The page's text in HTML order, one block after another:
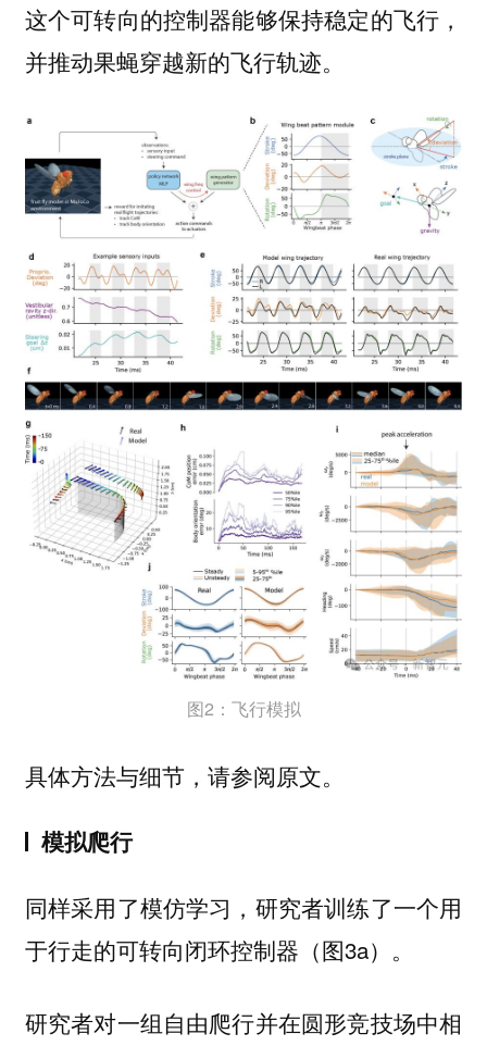
这个可转向的控制器能够保持稳定的飞行，
并推动果蝇穿越新的飞行轨迹。
图2：飞行模拟
具体方法与细节，请参阅原文。
模拟爬行
同样采用了模仿学习，研究者训练了一个用
于行走的可转向闭环控制器（图3a）。
研究者对一组自由爬行并在圆形竞技场中相